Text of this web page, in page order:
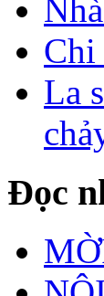
Chi
La
Đọc